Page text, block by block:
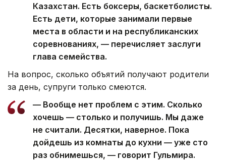
Казахстан. Есть боксеры, баскетболисты.
Есть дети, которые занимали первые
места в области и на республиканских
соревнованиях, — перечисляет заслуги
глава семейства.
На вопрос, сколько объятий получают родители
за день, супруги только смеются.
— Вообще нет проблем с этим. Сколько
хочешь — столько и получишь. Мы даже
не считали. Десятки, наверное. Пока
дойдешь из комнаты до кухни — уже сто
раз обнимешься, — говорит Гульмира.